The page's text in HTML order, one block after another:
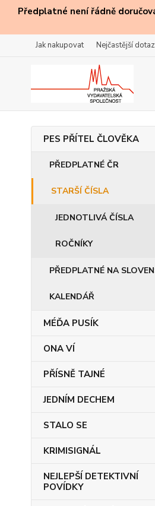
Předplatné není řádně
Jak nakupovat Nejčastější
PES PŘÍTEL ČLOVĚKA
PŘEDPLATNÉ ČR
STARŠÍ ČÍSLA
JEDNOTLIVÁ ČÍSLA
ROČNÍKY
PŘEDPLATNÉ NA
KALENDÁŘ
MÉĎA PUSÍK
ONA VÍ
PŘÍSNĚ TAJNÉ
JEDNÍM DECHEM
STALO SE
KRIMISIGNÁL
NEJLEPŠÍ DETEKTIVNÍ
POVÍDKY